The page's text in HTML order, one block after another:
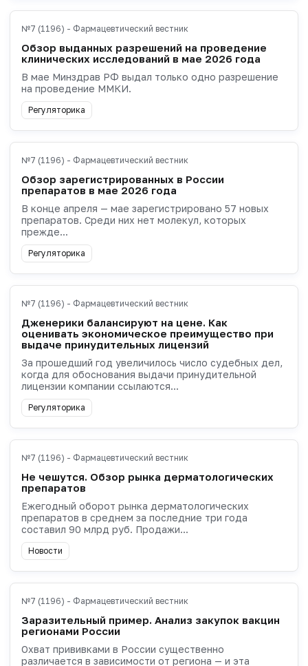
№7 (1196) - Фармацевтический вестник
Обзор выданных разрешений на проведение
клинических исследований в мае 2026 года
В мае Минздрав РФ выдал только одно разрешение
на проведение ММКИ.
Регуляторика
№7 (1196) - Фармацевтический вестник
Обзор зарегистрированных в России
препаратов в мае 2026 года
В конце апреля — мае зарегистрировано 57 новых
препаратов. Среди них нет молекул, которых
прежде...
Регуляторика
№7 (1196) - Фармацевтический вестник
Дженерики балансируют на цене. Как
оценивать экономическое преимущество при
выдаче принудительных лицензий
За прошедший год увеличилось число судебных дел,
когда для обоснования выдачи принудительной
лицензии компании ссылаются...
Регуляторика
№7 (1196) - Фармацевтический вестник
Не чешутся. Обзор рынка дерматологических
препаратов
Ежегодный оборот рынка дерматологических
препаратов в среднем за последние три года
составил 90 млрд руб. Продажи...
Новости
№7 (1196) - Фармацевтический вестник
Заразительный пример. Анализ закупок вакцин
регионами России
Охват прививками в России существенно
различается в зависимости от региона — и эта